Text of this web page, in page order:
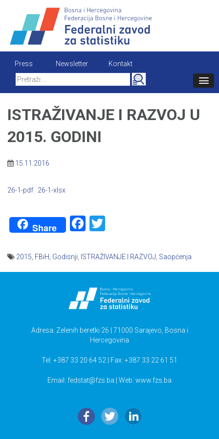
content
Press Newsletter
Kontakt
Search
for:
ISTRAŽIVANJE I RAZVOJ U
2015. GODINI
15.11.2016
26-1-pdf 26-1-xlsx
Share Facebook
2015 FBiH Godisnji ISTRAŽIVANJE I RAZVOJ Saopćenja
Adresa: Zelenih beretki 26 | 71000 Sarajevo, Bosna i
Hercegovina
Tel: +387 33 20 64 52 | Fax: +387 33 22 61 51
Email: fedstat@fzs.ba | Web: www.fzs.ba